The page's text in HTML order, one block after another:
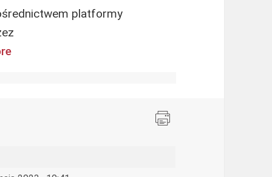
platformy